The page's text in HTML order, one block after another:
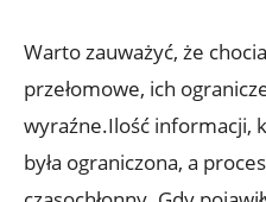
Warto zauważyć, ‌że
⁤przełomowe, ich‌
‍wyraźne.Ilość informacji,⁣
była ograniczona, a